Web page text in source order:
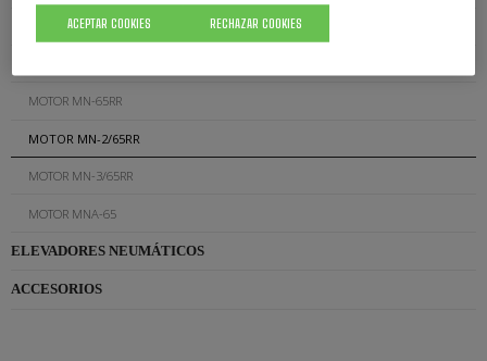
MOTOR MN-65
MOTOR MN-65RR
MOTOR MN-2/65RR
MOTOR MN-3/65RR
MOTOR MNA-65
ELEVADORES NEUMÁTICOS
ACCESORIOS
RECHAZAR COOKIES
ACEPTAR COOKIES